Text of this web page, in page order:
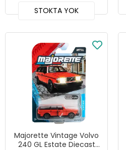
STOKTA YOK
Majorette Vintage Volvo
240 GL Estate Diecast